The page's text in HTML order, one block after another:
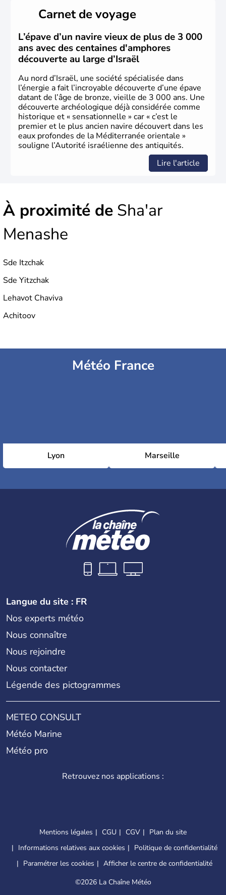
vrai essor économique dans le domaine des nouvelles
Carnet de voyage
L’épave d’un navire vieux de plus de 3 000
ans avec des centaines d'amphores
découverte au large d’Israël
Au nord d’Israël, une société spécialisée dans
l’énergie a fait l’incroyable découverte d’une épave
datant de l’âge de bronze, vieille de 3 000 ans. Une
découverte archéologique déjà considérée comme
historique et « sensationnelle » car « c’est le
premier et le plus ancien navire découvert dans les
eaux profondes de la Méditerranée orientale »
souligne l’Autorité israélienne des antiquités.
Lire l'article
À proximité de Sha'ar
Menashe
Sde Itzchak
Sde Yitzchak
Lehavot Chaviva
Achitoov
Météo France
Lyon Marseille
Langue du site : FR
Nos experts météo
Nous connaître
Nous rejoindre
Nous contacter
Légende des pictogrammes
METEO CONSULT
Météo Marine
Météo pro
Retrouvez nos applications :
Mentions légales CGU CGV
Plan du site
Informations relatives aux cookies
Politique de confidentialité
Paramétrer les cookies
Afficher le centre de confidentialité
©2026 La Chaîne Météo